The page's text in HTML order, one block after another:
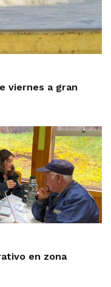
viernes a gran
en zona